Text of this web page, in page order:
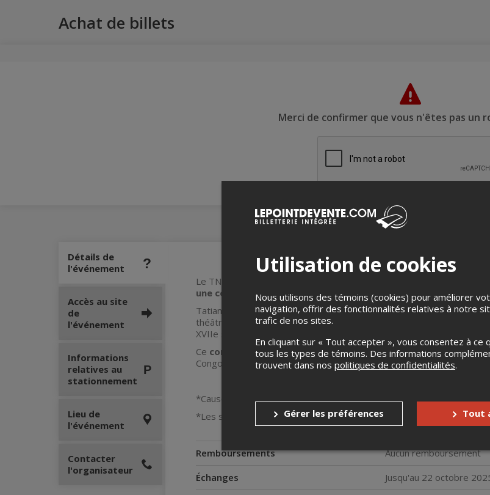
Achat de billets
Merci de confirmer que vous n'êtes pas un
Détails de
l'événement
Le TNO accueille, dans le cadre du Festival les vieux m’ont conté du
une coproduction du Théâtre d’Aujourd’hui et de la compagnie
Tatiana Zinga Botao, Congolaise d’origine, a grandi à Bruxelles puis
théâtral. Adulte, elle découvre un fil coupé de son histoire familiale :
XVIIe siècle sur un territoire beaucoup plus vaste que l’actuel
Ce conte historiographiquecaptivant reconstitue le fil ancestral
Congo-Belgique-Canada qu’elle a elle-même parcouru.
*Causerie après le spectacle
*Les sièges optimaux pour voir les surtitres en anglais se situent
Remboursements
Aucun remboursement
Échanges
Jusqu'au 22 octobre
Accès au site
de
l'événement
Informations
relatives au
stationnement
Lieu de
l'événement
Contacter
l'organisateur
Utilisation de cookies
Nous utilisons des témoins (cookies) pour améliorer
navigation, offrir des fonctionnalités relatives à notre
trafic de nos sites.
En cliquant sur « Tout accepter », vous consentez à ce
tous les types de témoins. Des informations
trouvent dans nos politiques de confidentialités.
Gérer les préférences Tout